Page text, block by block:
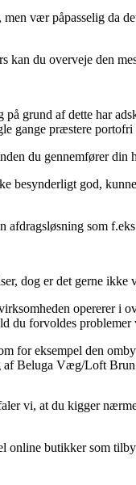
vær påpasselig da
du overveje den
grund af dette har
gange præstere
du gennemfører din
besynderligt god,
som
dog er det gerne ikke
opererer i
du forvoldes problemer
for eksempel den
Beluga Væg/Loft
vi, at du kigger
butikker som